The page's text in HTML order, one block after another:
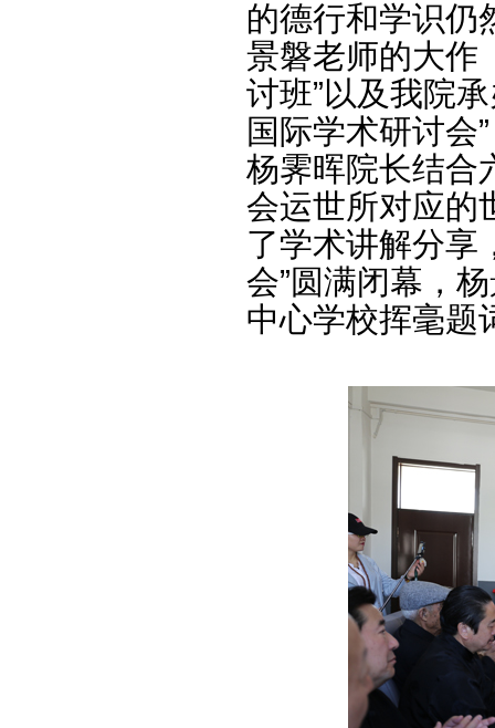
的德行和学识仍
景磐老师的大作
讨班”以及我院
国际学术研讨会
杨霁晖院长结合
会运世所对应的
了学术讲解分享
会”圆满闭幕，
中心学校挥毫题